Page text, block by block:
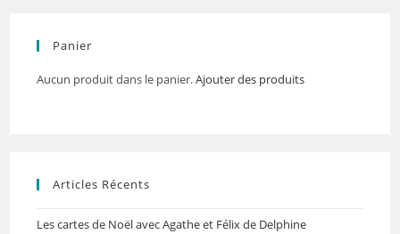
Panier
Aucun produit dans le panier.Ajouter des produits
Articles Récents
Les cartes de Noël avec Agathe et Félix de Delphine